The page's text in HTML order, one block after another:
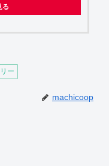
る
ー
machicoop